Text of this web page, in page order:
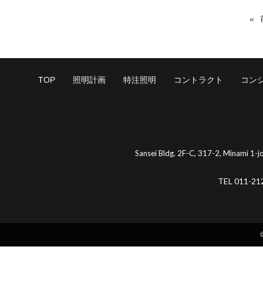
TOP 照明計画 特注照明 コントラクト コン
Sansei Bldg. 2F-C, 317-2, Minami
TEL 011-